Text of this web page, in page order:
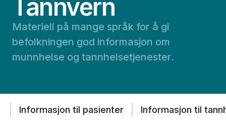
Tannvern
Materiell på mange språk for å gi
befolkningen god informasjon om
munnhelse og tannhelsetjenester.
Informasjon til pasienter Informasjon til